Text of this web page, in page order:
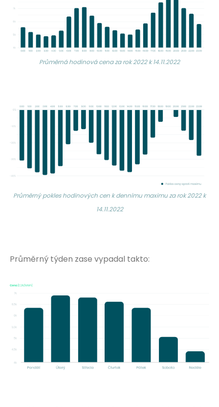
Průměrná hodinová cena za rok 2022 k 14.11.2022
Průměrný pokles hodinových cen k dennímu maximu za rok 2022 k
14.11.2022
Průměrný týden zase vypadal takto: